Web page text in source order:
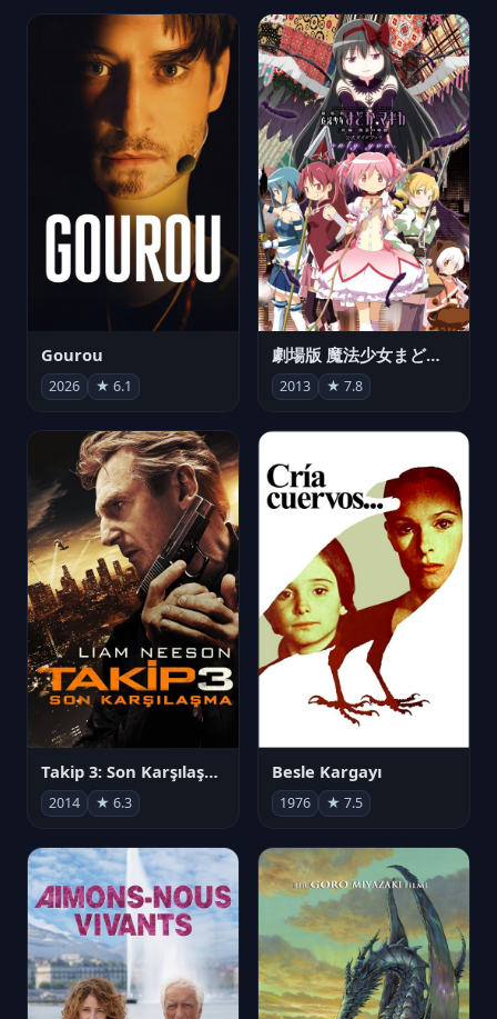
Gourou
2026 ★ 6.1
劇場版 魔法少女まどか☆マギカ[新編]叛逆の物語
2013 ★ 7.8
Takip 3: Son Karşılaşma
2014 ★ 6.3
Besle Kargayı
1976 ★ 7.5